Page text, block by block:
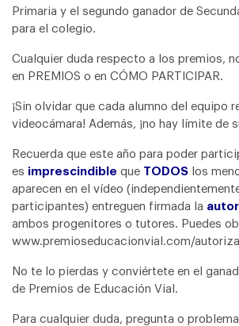
Primaria y el segundo ganador de
para el colegio.
Cualquier duda respecto a los premios,
en PREMIOS o en CÓMO PARTICIPAR.
¡Sin olvidar que cada alumno del equipo
videocámara! Además, ¡no hay límite de
Recuerda que este año para poder
es imprescindible que TODOS los
aparecen en el vídeo
participantes) entreguen firmada la
ambos progenitores o tutores. Puedes
www.premioseducacionvial.com/
No te lo pierdas y conviértete en el
de Premios de Educación Vial.
Para cualquier duda, pregunta o